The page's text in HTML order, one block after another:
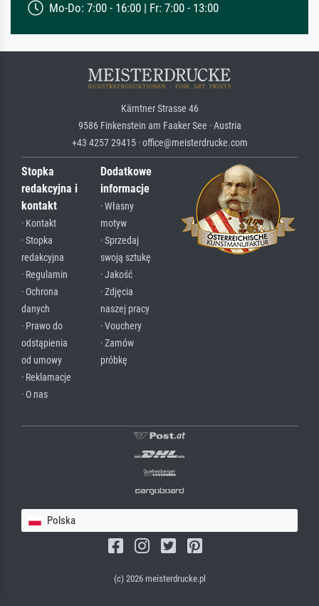
Mo-Do: 7:00 - 16:00 | Fr: 7:00 - 13:00
Kärntner Strasse 46
9586 Finkenstein am Faaker See · Austria
+43 4257 29415 · office@meisterdrucke.com
Stopka
redakcyjna i
kontakt
· Kontakt
· Stopka
redakcyjna
· Regulamin
· Ochrona
danych
· Prawo do
odstąpienia
od umowy
· Reklamacje
· O nas
Dodatkowe
informacje
· Własny
motyw
· Sprzedaj
swoją sztukę
· Jakość
· Zdjęcia
naszej pracy
· Vouchery
· Zamów
próbkę
Polska
(c) 2026 meisterdrucke.pl